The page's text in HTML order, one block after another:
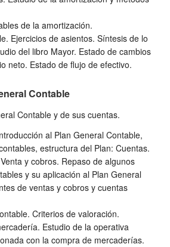
de la amortización.
Ejercicios de asientos. Síntesis de lo
del libro Mayor. Estado de cambios
neto. Estado de flujo de efectivo.
Contable
Contable y de sus cuentas.
al Plan General Contable,
estructura del Plan: Cuentas.
y cobros. Repaso de algunos
y su aplicación al Plan General
de ventas y cobros y cuentas
Criterios de valoración.
Estudio de la operativa
con la compra de mercaderías.